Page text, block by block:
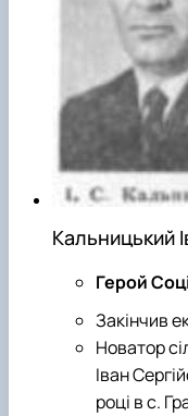
Кальницький
Герой
Закінчив
Новатор
Іван
році в с.